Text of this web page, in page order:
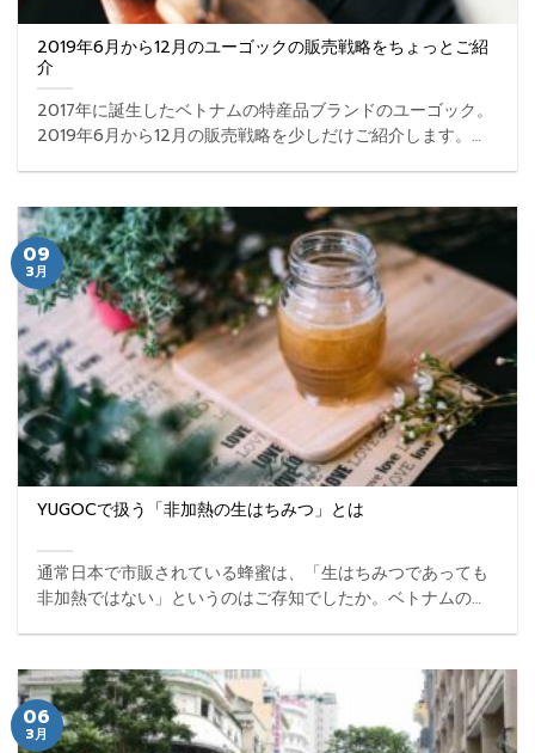
2019年6月から12月のユーゴックの販売戦略をちょっとご紹
介
2017年に誕生したベトナムの特産品ブランドのユーゴック。
2019年6月から12月の販売戦略を少しだけご紹介します。ベ
YUGOCで扱う「非加熱の生はちみつ」とは
通常日本で市販されている蜂蜜は、「生はちみつであっても
非加熱ではない」というのはご存知でしたか。ベトナムの特
09
3月
06
3月